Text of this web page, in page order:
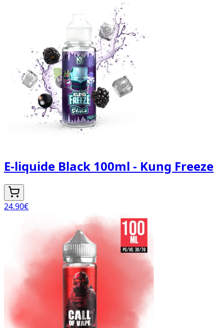
E-liquide Black 100ml - Kung Freeze
24.90€